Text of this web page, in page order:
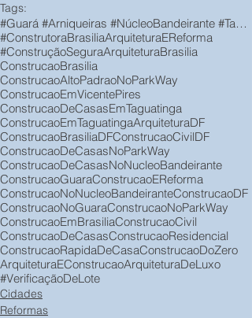
Tags:
#Guará #Arniqueiras #NúcleoBandeirante #Taguatinga #VicentePires #ParkWay #JardimBotânico
#ConstrutoraBrasiliaArquiteturaEReforma
#ConstruçãoSeguraArquiteturaBrasilia
ConstrucaoBrasilia
ConstrucaoAltoPadraoNoParkWay
ConstrucaoEmVicentePires
ConstrucaoDeCasasEmTaguatinga
ConstrucaoEmTaguatingaArquiteturaDF
ConstrucaoBrasiliaDFConstrucaoCivilDF
ConstrucaoDeCasasNoParkWay
ConstrucaoDeCasasNoNucleoBandeirante
ConstrucaoGuaraConstrucaoEReforma
ConstrucaoNoNucleoBandeiranteConstrucaoDF
ConstrucaoNoGuaraConstrucaoNoParkWay
ConstrucaoEmBrasiliaConstrucaoCivil
ConstrucaoDeCasasConstrucaoResidencial
ConstrucaoRapidaDeCasaConstrucaoDoZero
ArquiteturaEConstrucaoArquiteturaDeLuxo
#VerificaçãoDeLote
Cidades
Reformas